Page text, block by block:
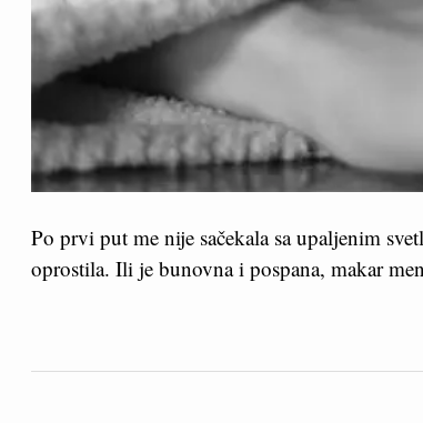
Po prvi put me nije sačekala sa upaljenim
oprostila. Ili je bunovna i pospana, makar